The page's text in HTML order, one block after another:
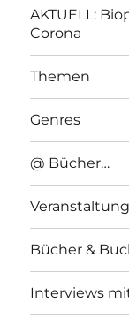
AKTUELL:
Corona
Themen
Genres
@ Bücher…
Bücher &
Interviews